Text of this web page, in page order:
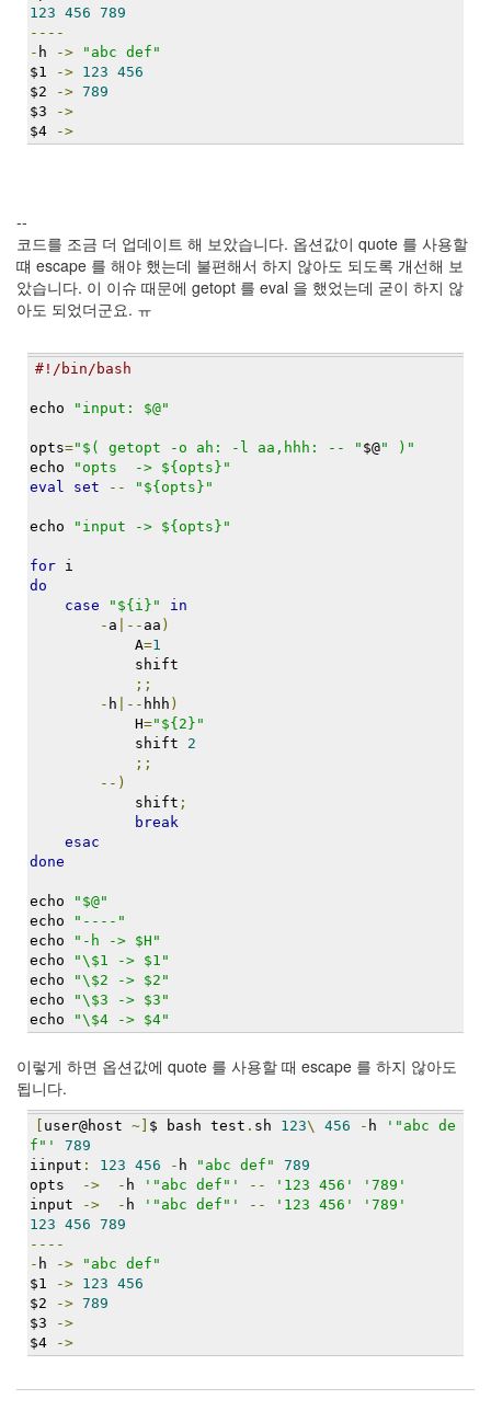
123 456 789
----
- h ->
"abc def"
$1
-> 123 456
$2
-> 789
$3
->
$4
->
--
코드를 조금 더 업데이트 해 보았습니다. 옵션값이 quote 를 사용할
떄 escape 를 해야 했는데 불편해서 하지 않아도 되도록 개선해 보
았습니다. 이 이슈 때문에 getopt 를 eval 을 했었는데 굳이 하지 않
아도 되었더군요. ㅠ
#!/bin/bash
echo "input: $@"
opts="$( getopt -o ah: -l aa,hhh: -- " $@" )"
echo
"opts  -> ${opts}"
eval
set -- "${opts}"
echo "input -> ${opts}"
for i
do
case
"${i}"
in
- a |-- aa )
A=1
shift
;;
- h |-- hhh )
H="${2}"
shift 2
;;
--)
shift ;
break
esac
done
echo
"$@"
echo
"----"
echo
"-h -> $H"
echo
"\$1 -> $1"
echo
"\$2 -> $2"
echo
"\$3 -> $3"
echo
"\$4 -> $4"
이렇게 하면 옵션값에 quote 를 사용할 때 escape 를 하지 않아도
됩니다.
user@host ~] $ bash test . sh 123\ 456 - h
'"abc de
f"'
789
iinput : 123 456 - h "abc def"
789
opts
-> - h '"abc def"' -- '123 456'
'789'
input
-> - h '"abc def"' -- '123 456'
'789'
123 456 789
----
- h ->
"abc def"
$1
-> 123 456
$2
-> 789
$3
->
$4
->
정
균
Daweikala
AA
1.5V
Li-
by
김
정
균
BASMAN
BLB-
방
테
스
1
김
정
by
정
균
하
이
맥
스
스
빔
XPH70.2
1
by
김
정
균